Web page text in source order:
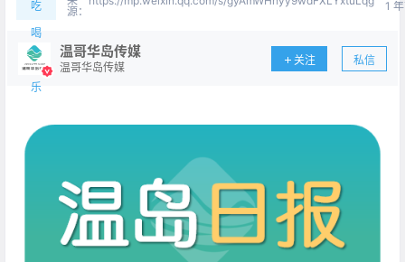
吃
喝
玩
乐
源：
1
温哥华岛传媒
温哥华岛传媒
关注 私信